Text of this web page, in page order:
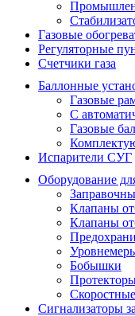
Газовые
Регуляторные
Счетчики газа
Баллонные
Газовые
С
Газовые
Испарители СУГ
Оборудование
Клапаны
Клапаны
Бобышки
Сигнализаторы